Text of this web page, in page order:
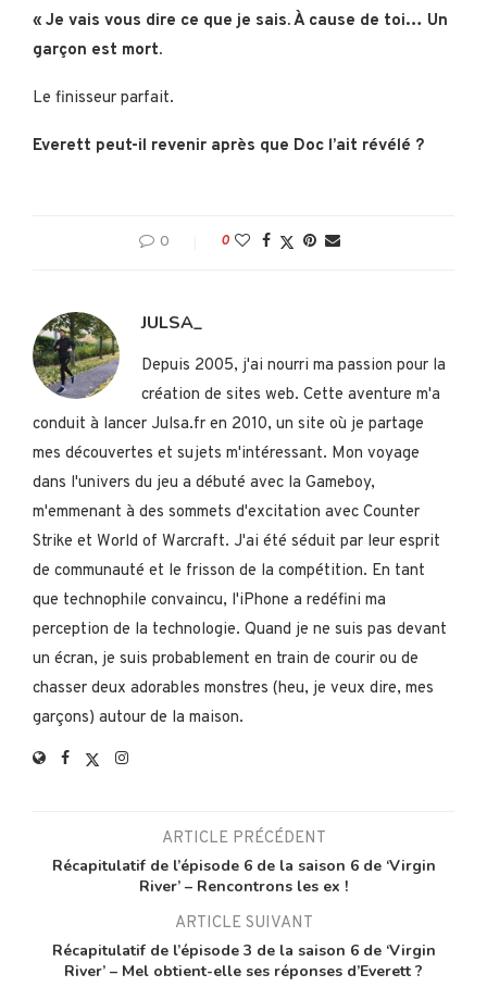
« Je vais vous dire ce que je sais. À cause de toi… Un
garçon est mort.
Le finisseur parfait.
Everett peut-il revenir après que Doc l’ait révélé ?
0 0
JULSA_
Depuis 2005, j'ai nourri ma passion pour la
création de sites web. Cette aventure m'a
conduit à lancer Julsa.fr en 2010, un site où je partage
mes découvertes et sujets m'intéressant. Mon voyage
dans l'univers du jeu a débuté avec la Gameboy,
m'emmenant à des sommets d'excitation avec Counter
Strike et World of Warcraft. J'ai été séduit par leur esprit
de communauté et le frisson de la compétition. En tant
que technophile convaincu, l'iPhone a redéfini ma
perception de la technologie. Quand je ne suis pas devant
un écran, je suis probablement en train de courir ou de
chasser deux adorables monstres (heu, je veux dire, mes
garçons) autour de la maison.
ARTICLE PRÉCÉDENT
Récapitulatif de l’épisode 6 de la saison 6 de ‘Virgin
River’ – Rencontrons les ex !
ARTICLE SUIVANT
Récapitulatif de l’épisode 3 de la saison 6 de ‘Virgin
River’ – Mel obtient-elle ses réponses d’Everett ?